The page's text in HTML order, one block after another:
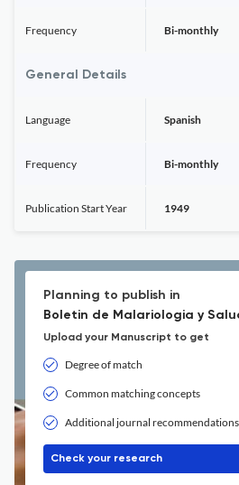
Frequency Bi-monthly
General Details
Language Spanish
Frequency Bi-monthly
Publication Start Year 1949
Planning to publish in
Boletin de Malariologia y
Upload your Manuscript to get
Degree of match
Common matching concepts
Additional journal recommendations
Check your research